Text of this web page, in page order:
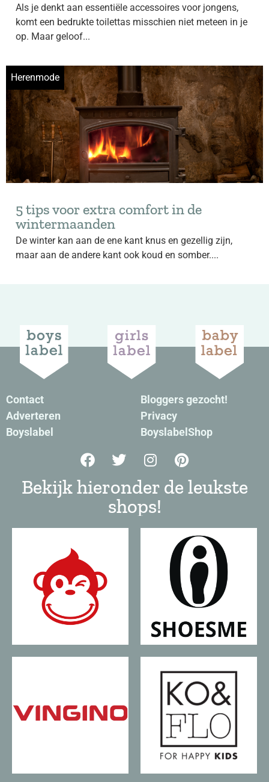
Als je denkt aan essentiële accessoires voor jongens,
komt een bedrukte toilettas misschien niet meteen in je
op. Maar geloof...
Herenmode
5 tips voor extra comfort in de
wintermaanden
De winter kan aan de ene kant knus en gezellig zijn,
maar aan de andere kant ook koud en somber....
Contact
Adverteren
Boyslabel
Bloggers gezocht!
Privacy
BoyslabelShop
Bekijk hieronder de leukste
shops!